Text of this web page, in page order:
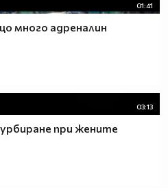
01:41
много адреналин
03:13
при жените